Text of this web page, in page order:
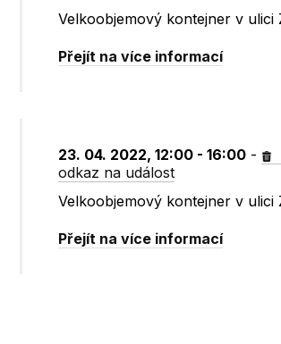
Velkoobjemový kontejner v ulici
Přejít na více informací
23. 04. 2022, 12:00 - 16:00 -
odkaz na událost
Velkoobjemový kontejner v ulici
Přejít na více informací